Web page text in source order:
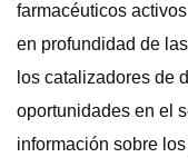
farmacéuticos
en profundidad de
los catalizadores de
oportunidades en el
información sobre